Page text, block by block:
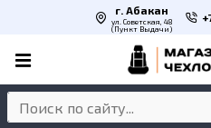
г. Абакан
ул. Советская, 48
(Пункт Выдачи)